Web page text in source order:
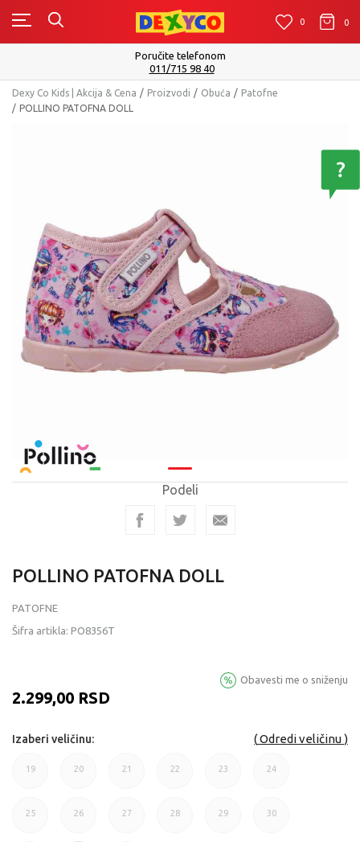
0 0 0
Poručite telefonom
011/715 98 40
Dexy Co Kids | Akcija & Cena Proizvodi Obuća
Patofne
POLLINO PATOFNA DOLL
Podeli
POLLINO PATOFNA DOLL
PATOFNE
Šifra artikla: PO8356T
2.299,00 RSD
Obavesti me o sniženju
Odredi veličinu
Izaberi veličinu:
19 20 21 22 23 24
25
26 27 28 29 30